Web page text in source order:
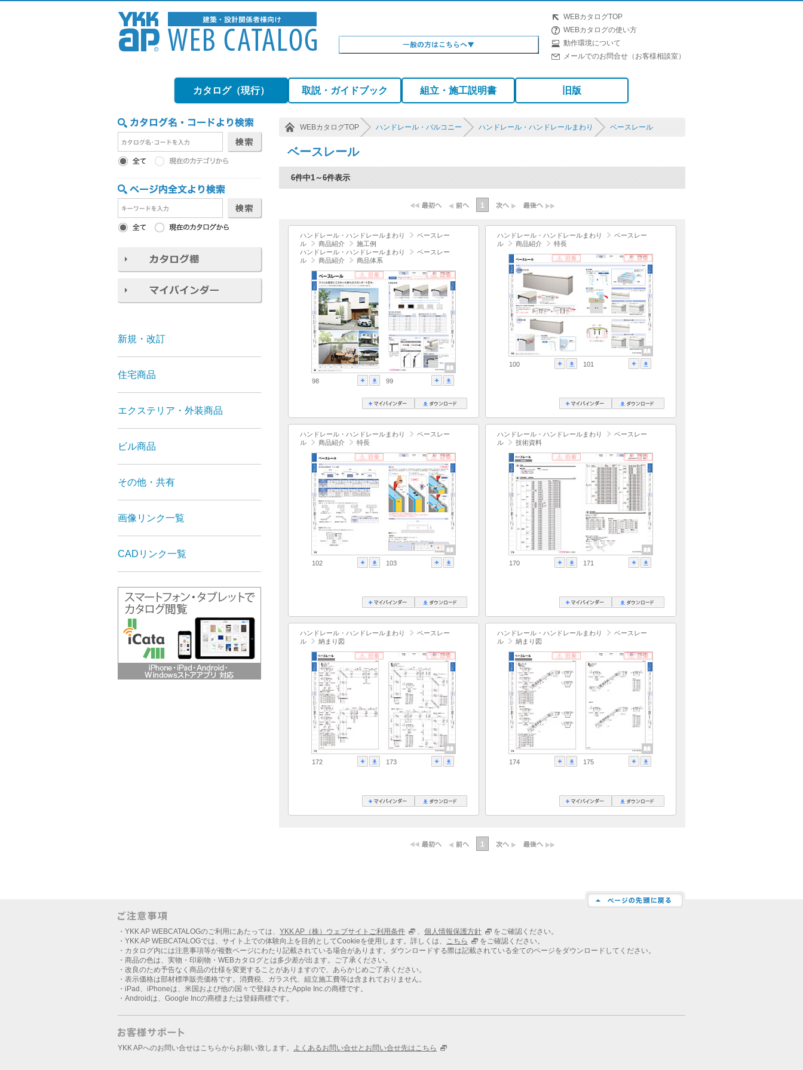
WEBカタログTOP
WEBカタログの使い方
動作環境について
メールでのお問合せ（お客様相談室）
カタログ（現行） 取説・ガイドブック 組立・施工説明書 旧版
WEBカタログTOP ハンドレール・バルコニー ハンドレール・ハンドレールまわり ベースレール
ベースレール
6件中1～6件表示
1
ハンドレール・ハンドレールまわり
ベースレー
ル
商品紹介
施工例
ハンドレール・ハンドレールまわり
ベースレー
ル
商品紹介 商品体系
98 99
ハンドレール・ハンドレールまわり
ベースレー
ル
商品紹介 特長
100 101
ハンドレール・ハンドレールまわり
ベースレー
ル
商品紹介 特長
102 103
ハンドレール・ハンドレールまわり
ベースレー
ル
技術資料
170 171
ハンドレール・ハンドレールまわり
ベースレー
ル
納まり図
172 173
ハンドレール・ハンドレールまわり
ベースレー
ル
納まり図
174 175
1
新規・改訂
住宅商品
エクステリア・外装商品
ビル商品
その他・共有
画像リンク一覧
CADリンク一覧
・YKK AP WEBCATALOGのご利用にあたっては、 YKK AP（株）ウェブサイトご利用条件 、 個人情報保護方針
をご確認ください。
・YKK AP WEBCATALOGでは、サイト上での体験向上を目的としてCookieを使用します。詳しくは、 こちら
をご確認ください。
・カタログ内には注意事項等が複数ページにわたり記載されている場合があります。ダウンロードする際は記載されている全てのページをダウンロードしてください。
・商品の色は、実物・印刷物・WEBカタログとは多少差が出ます。ご了承ください。
・改良のため予告なく商品の仕様を変更することがありますので、あらかじめご了承ください。
・表示価格は部材標準販売価格です。消費税、ガラス代、組立施工費等は含まれておりません。
・iPad、iPhoneは、米国および他の国々で登録されたApple Inc.の商標です。
・Androidは、Google Incの商標または登録商標です。
YKK APへのお問い合せはこちらからお願い致します。 よくあるお問い合せとお問い合せ先はこちら